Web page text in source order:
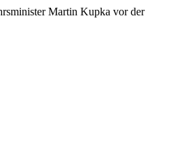
Martin Kupka vor der